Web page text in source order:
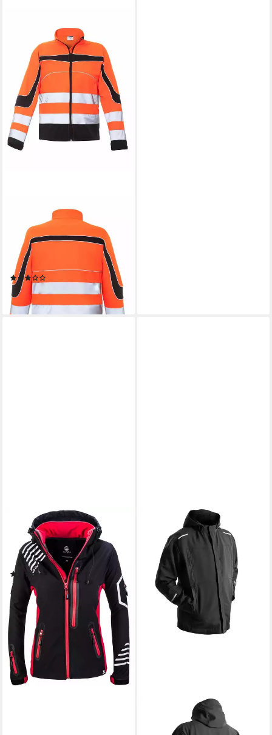
Arbeitsjacke Arbeitsjacke
Softshell Wasserdicht
Winterjacke Warnjacke
(SOFT-URGNEO) ohne
Kapuze
45,40 €
lieferbar - in 2-3 Werktagen bei dir
ROCK CREEK
Softshelljacke Damen
Softshelljacke Wanderjacke
D-402
(237)
69,90 € 89,90 €
-22%
lieferbar - in 2-3 Werktagen bei dir
+10